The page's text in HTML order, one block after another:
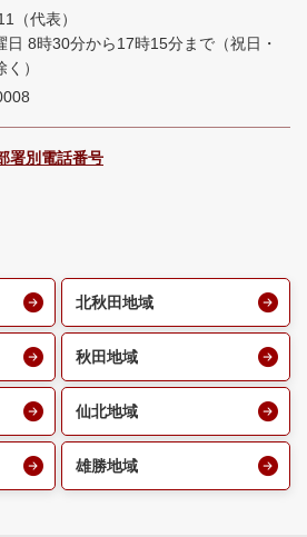
（代表）
日 8時30分から17時15分まで （祝日・
）
署別電話番号
北秋田地域
秋田地域
仙北地域
雄勝地域